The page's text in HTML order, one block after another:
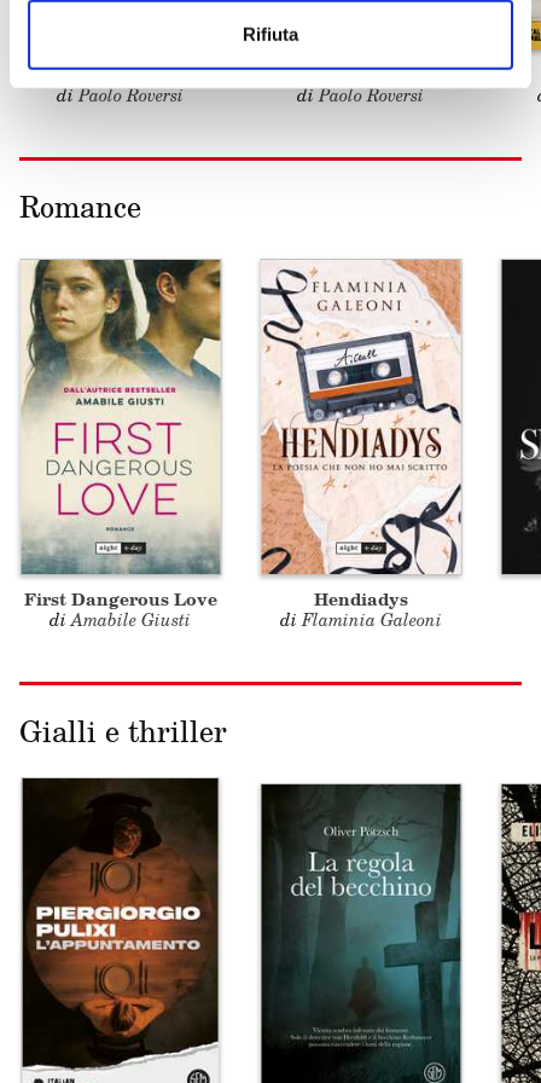
Rifiuta
E così per non morire
diPaolo Roversi
E così per non morire
diPaolo Roversi
Romance
First Dangerous Love
diAmabile Giusti
Hendiadys
diFlaminia Galeoni
Gialli e thriller